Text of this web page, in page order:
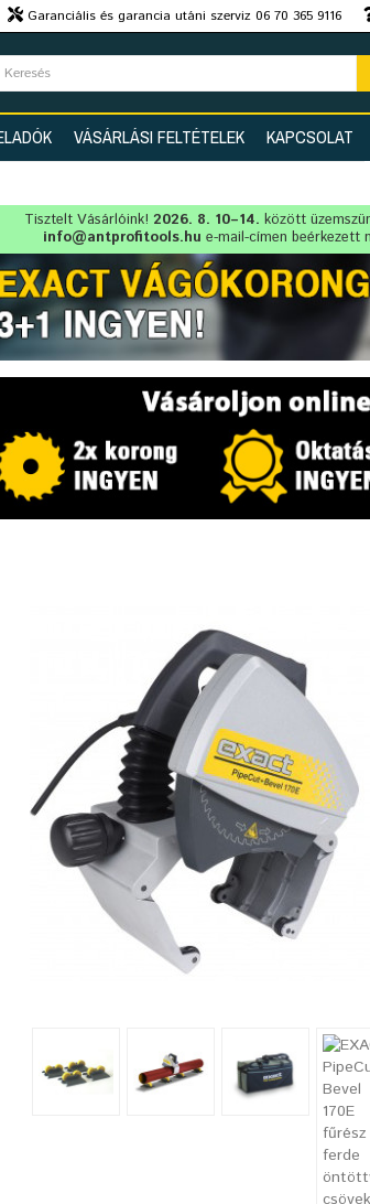
Garanciális és garancia utáni szerviz 06 70 365 9116
VÁSÁRLÁSI FELTÉTELEK KAPCSOLAT
Tisztelt Vásárlóink!2026. 8. 10–14. között
info@antprofitools.hu e-mail-címen beérkezett